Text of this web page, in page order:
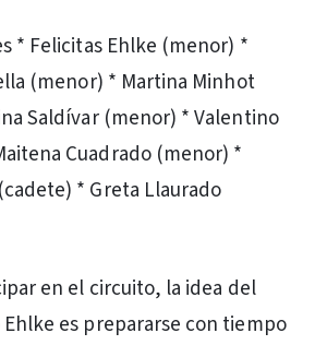
* Felicitas Ehlke (menor) *
(menor) * Martina Minhot
Saldívar (menor) * Valentino
Cuadrado (menor) *
* Greta Llaurado
en el circuito, la idea del
es prepararse con tiempo